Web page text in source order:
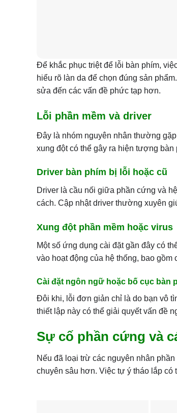
Để khắc phục triệt để lỗi bàn phím,
hiểu rõ làn da để chọn đúng sản
sửa đến các vấn đề phức tạp hơn.
Lỗi phần mềm và driver
Đây là nhóm nguyên nhân thường
xung đột có thể gây ra hiện tượng
Driver bàn phím bị lỗi hoặc cũ
Driver là cầu nối giữa phần cứng và
cách. Cập nhật driver thường xuyên
Xung đột phần mềm hoặc virus
Một số ứng dụng cài đặt gần đây có
vào hoạt động của hệ thống, bao gồm
Cài đặt ngôn ngữ hoặc bố cục bàn
Đôi khi, lỗi đơn giản chỉ là do bạn vô
thiết lập này có thể giải quyết vấn đề
Sự cố phần cứng và
Nếu đã loại trừ các nguyên nhân
chuyên sâu hơn. Việc tự ý tháo lắp